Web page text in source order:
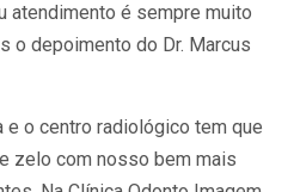
atendimento é sempre muito
o depoimento do Dr. Marcus
e o centro radiológico tem que
zelo com nosso bem mais